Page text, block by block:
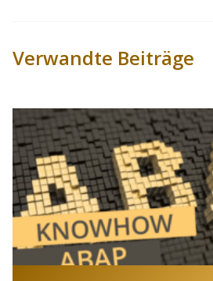
Verwandte Beiträge